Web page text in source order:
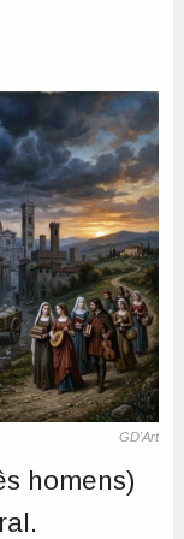
GD'Art
homens)